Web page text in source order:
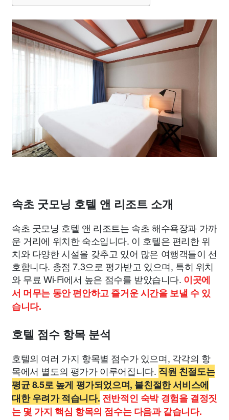
속초 굿모닝 호텔 앤 리조트 소개
속초 굿모닝 호텔 앤 리조트는 속초 해수욕장과 가까
운 거리에 위치한 숙소입니다. 이 호텔은 편리한 위
치와 다양한 시설을 갖추고 있어 많은 여행객들이 선
호합니다. 총점 7.3으로 평가받고 있으며, 특히 위치
와 무료 Wi-Fi에서 높은 점수를 받았습니다. 이곳에
서 머무는 동안 편안하고 즐거운 시간을 보낼 수 있
습니다.
호텔 점수 항목 분석
호텔의 여러 가지 항목별 점수가 있으며, 각각의 항
목에서 별도의 평가가 이루어집니다. 직원 친절도는
평균 8.5로 높게 평가되었으며, 불친절한 서비스에
대한 우려가 적습니다. 전반적인 숙박 경험을 결정짓
는 몇 가지 핵심 항목의 점수는 다음과 같습니다.